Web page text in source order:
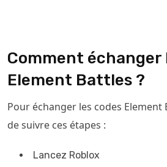
Comment échanger
Element Battles ?
Pour échanger les codes
de suivre ces étapes :
Lancez Roblox